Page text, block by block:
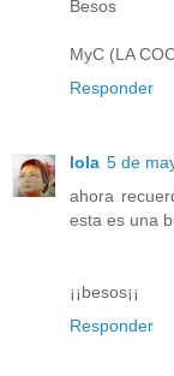
Besos
MyC (LA
Responder
lola 5 de
ahora
esta es una
¡¡besos¡¡
Responder